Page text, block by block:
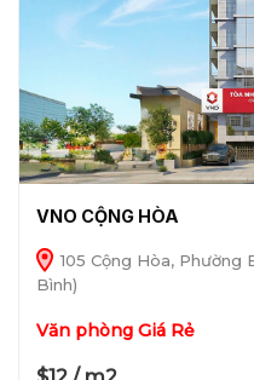
VNO CỘNG HÒA
105 Cộng Hòa, Phường
Bình)
Văn phòng Giá Rẻ